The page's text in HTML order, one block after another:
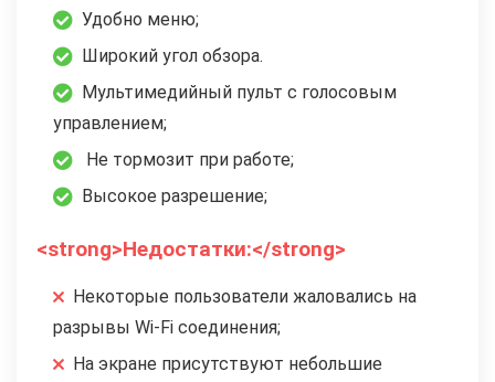
Удобно меню;
Широкий угол обзора.
Мультимедийный пульт с голосовым
управлением;
Не тормозит при работе;
Высокое разрешение;
<strong>Недостатки:</strong>
Некоторые пользователи жаловались на
разрывы Wi-Fi соединения;
На экране присутствуют небольшие